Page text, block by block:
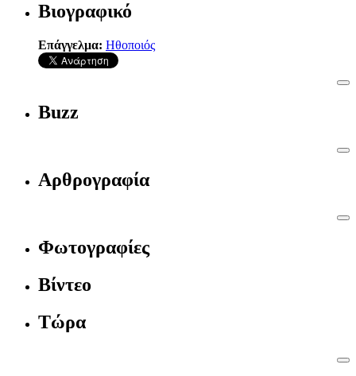
Βιογραφικό
Επάγγελμα: Ηθοποιός
Buzz
Αρθρογραφία
Φωτογραφίες
Βίντεο
Τώρα